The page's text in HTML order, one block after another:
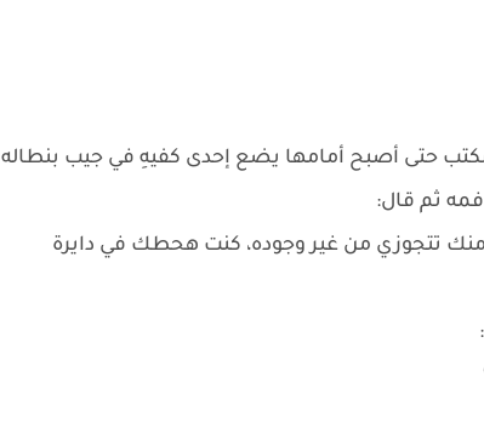
حتى أصبح أمامها يضع إحدى كفيهِ في جيب بنطاله
فمه ثم قال:
تتجوزي من غير وجوده، كنت هحطك في دايرة